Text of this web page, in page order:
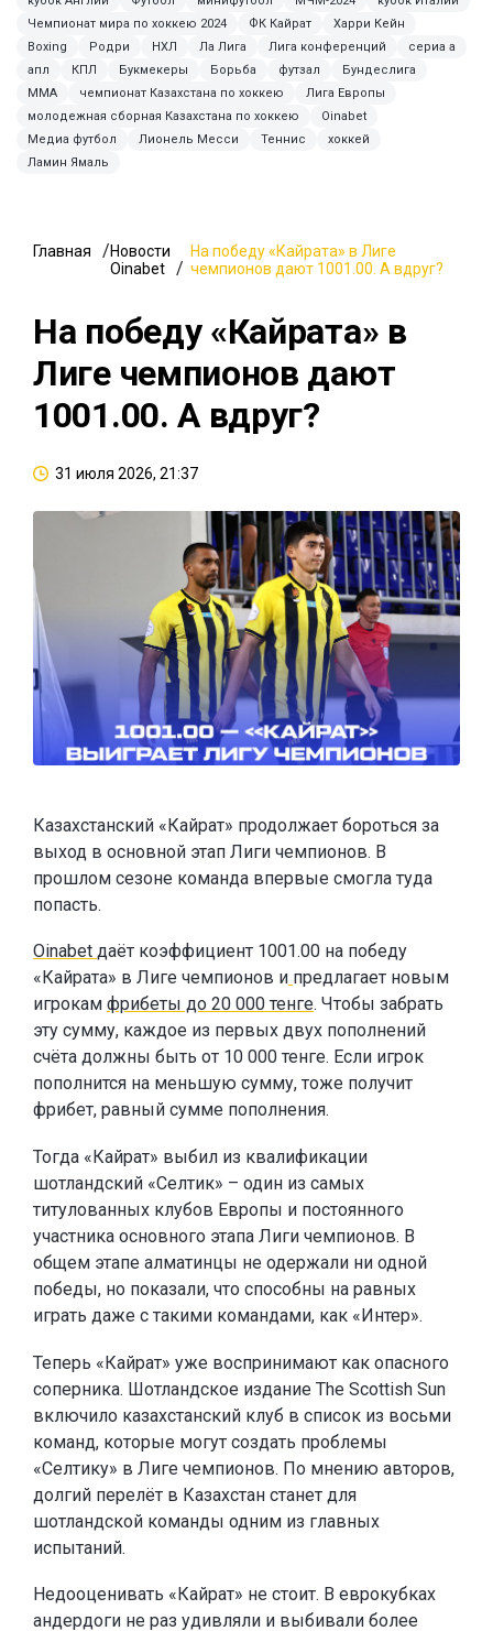
Чемпионат мира по хоккею 2024
ФК Кайрат
Харри Кейн
Boxing
Родри НХЛ Ла Лига Лига конференций
сериа а
апл
КПЛ Букмекеры Борьба футзал
Бундеслига
ММА
чемпионат Казахстана по хоккею
Лига Европы
молодежная сборная Казахстана по хоккею
Oinabet
Медиа футбол
Лионель Месси Теннис
хоккей
Ламин Ямаль
Главная
Новости
Oinabet
На победу «Кайрата» в Лиге
чемпионов дают 1001.00. А вдруг?
На победу «Кайрата» в
Лиге чемпионов дают
1001.00. А вдруг?
31 июля 2026, 21:37
Казахстанский «Кайрат» продолжает бороться за
выход в основной этап Лиги чемпионов. В
прошлом сезоне команда впервые смогла туда
попасть.
Oinabet даёт коэффициент 1001.00 на победу
«Кайрата» в Лиге чемпионов и предлагает новым
игрокам фрибеты до 20 000 тенге. Чтобы забрать
эту сумму, каждое из первых двух пополнений
счёта должны быть от 10 000 тенге. Если игрок
пополнится на меньшую сумму, тоже получит
фрибет, равный сумме пополнения.
Тогда «Кайрат» выбил из квалификации
шотландский «Селтик» – один из самых
титулованных клубов Европы и постоянного
участника основного этапа Лиги чемпионов. В
общем этапе алматинцы не одержали ни одной
победы, но показали, что способны на равных
играть даже с такими командами, как «Интер».
Теперь «Кайрат» уже воспринимают как опасного
соперника. Шотландское издание The Scottish Sun
включило казахстанский клуб в список из восьми
команд, которые могут создать проблемы
«Селтику» в Лиге чемпионов. По мнению авторов,
долгий перелёт в Казахстан станет для
шотландской команды одним из главных
испытаний.
Недооценивать «Кайрат» не стоит. В еврокубках
андердоги не раз удивляли и выбивали более